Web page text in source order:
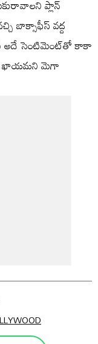
ప్లాన్
బాక్సాఫీస్ వద్ద
అదే సెంటిమెంట్‌తో కాకా
ఖాయమని మెగా